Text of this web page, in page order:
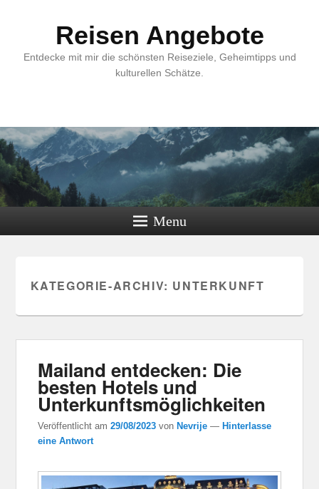
Reisen Angebote
Entdecke mit mir die schönsten Reiseziele, Geheimtipps und
kulturellen Schätze.
Menu
KATEGORIE-ARCHIV: UNTERKUNFT
Mailand entdecken: Die
besten Hotels und
Unterkunftsmöglichkeiten
Veröffentlicht am29/08/2023 von Nevrije — Hinterlasse
eine Antwort